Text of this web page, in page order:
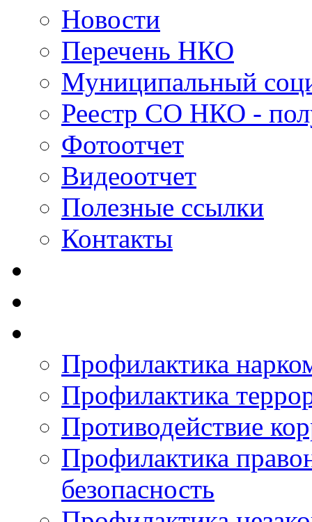
Новости
Перечень НКО
Муниципальный
Реестр СО НКО -
Фотоотчет
Видеоотчет
Полезные ссылки
Контакты
Профилактика
Профилактика
Противодействие
Профилактика
безопасность